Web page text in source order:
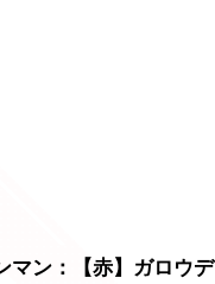
マン：【赤】ガロウ